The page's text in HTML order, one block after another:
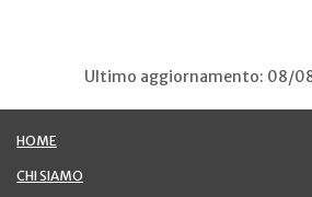
Ultimo aggiornamento: 08/
HOME
CHI SIAMO